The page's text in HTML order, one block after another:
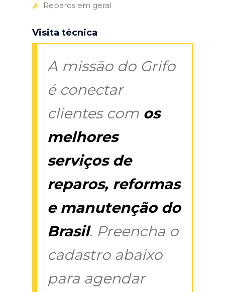
Reparos em geral
Visita técnica
A missão do Grifo
é conectar
clientes com os
melhores
serviços de
reparos, reformas
e manutenção do
Brasil. Preencha o
cadastro abaixo
para agendar